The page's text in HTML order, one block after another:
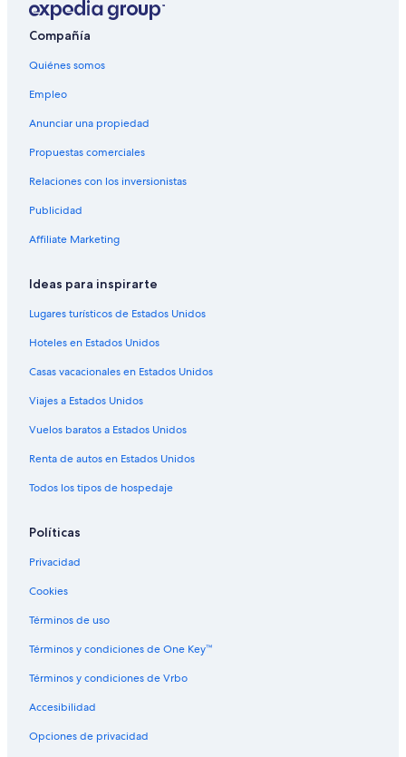
Compañía
Quiénes somos
Empleo
Anunciar una propiedad
Propuestas comerciales
Relaciones con los inversionistas
Publicidad
Affiliate Marketing
Ideas para inspirarte
Lugares turísticos de Estados Unidos
Hoteles en Estados Unidos
Casas vacacionales en Estados Unidos
Viajes a Estados Unidos
Vuelos baratos a Estados Unidos
Renta de autos en Estados Unidos
Todos los tipos de hospedaje
Políticas
Privacidad
Cookies
Términos de uso
Términos y condiciones de One Key™
Términos y condiciones de Vrbo
Accesibilidad
Opciones de privacidad